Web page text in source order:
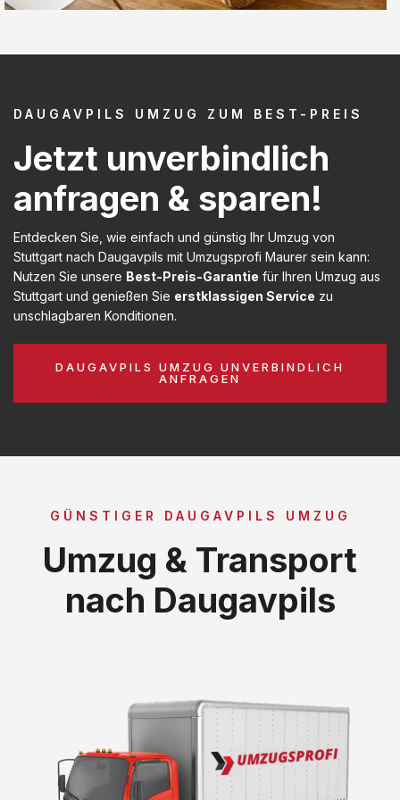
DAUGAVPILS UMZUG ZUM BEST-PREIS
Jetzt unverbindlich
anfragen & sparen!
Entdecken Sie, wie einfach und günstig Ihr Umzug von
Stuttgart nach Daugavpils mit Umzugsprofi Maurer sein kann:
Nutzen Sie unsere Best-Preis-Garantie für Ihren Umzug aus
Stuttgart und genießen Sie erstklassigen Service zu
unschlagbaren Konditionen.
DAUGAVPILS UMZUG UNVERBINDLICH
ANFRAGEN
GÜNSTIGER DAUGAVPILS UMZUG
Umzug & Transport
nach Daugavpils